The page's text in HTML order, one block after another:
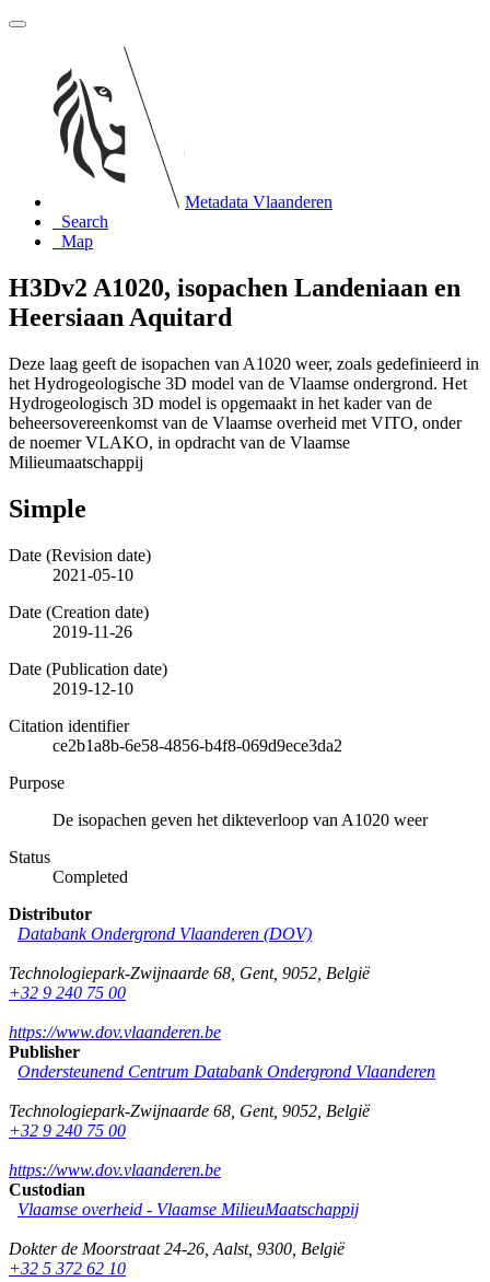
Metadata Vlaanderen
Search
Map
H3Dv2 A1020, isopachen Landeniaan en
Heersiaan Aquitard
Deze laag geeft de isopachen van A1020 weer, zoals gedefinieerd in
het Hydrogeologische 3D model van de Vlaamse ondergrond. Het
Hydrogeologisch 3D model is opgemaakt in het kader van de
beheersovereenkomst van de Vlaamse overheid met VITO, onder
de noemer VLAKO, in opdracht van de Vlaamse
Milieumaatschappij
Simple
Date (Revision date)
2021-05-10
Date (Creation date)
2019-11-26
Date (Publication date)
2019-12-10
Citation identifier
ce2b1a8b-6e58-4856-b4f8-069d9ece3da2
Purpose
De isopachen geven het dikteverloop van A1020 weer
Status
Completed
Distributor
Databank Ondergrond Vlaanderen (DOV)
Technologiepark-Zwijnaarde 68 Gent, 9052 België
+32 9 240 75 00
https://www.dov.vlaanderen.be
Publisher
Ondersteunend Centrum Databank Ondergrond Vlaanderen
Technologiepark-Zwijnaarde 68 Gent, 9052 België
+32 9 240 75 00
https://www.dov.vlaanderen.be
Custodian
Vlaamse overheid - Vlaamse MilieuMaatschappij
Dokter de Moorstraat 24-26 Aalst, 9300 België
+32 5 372 62 10